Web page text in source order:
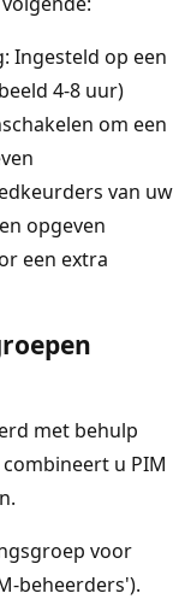
Ingesteld op een
4-8 uur)
om een
van uw
opgeven
een extra
met behulp
combineert u PIM
voor
beheerders').